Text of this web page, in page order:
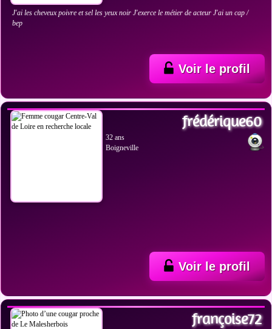
J'ai les cheveux poivre et sel les yeux noir J'exerce le métier de acteur J'ai un cap /
bep
Voir le profil
frédérique60
32 ans
Boigneville
Voir le profil
françoise72